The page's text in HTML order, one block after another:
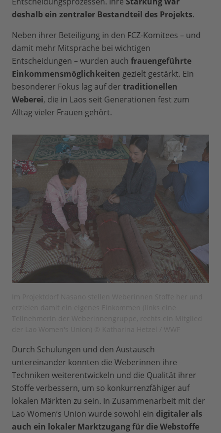
deshalb ein zentraler Bestandteil des Projekts.
Neben ihrer Beteiligung in den FCZ-Komitees – und
damit mehr Mitsprache bei wichtigen
Entscheidungen – wurden auch frauengeführte
Einkommensmöglichkeiten gezielt gestärkt. Ein
besonderer Fokus lag auf der traditionellen
Weberei, die in Laos seit Generationen fest zum
Alltag vieler Frauen gehört.
Durch Schulungen und den Austausch
untereinander konnten die Weberinnen ihre
Techniken weiterentwickeln und die Qualität ihrer
Stoffe verbessern, um so konkurrenzfähiger auf
lokalen Märkten zu sein. In Zusammenarbeit mit der
Lao Women’s Union wurde sowohl ein digitaler als
auch ein lokaler Marktzugang für die Webstoffe